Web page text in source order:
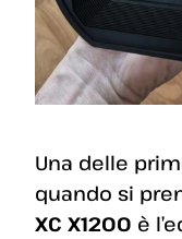
Una delle
quando si
XC X1200 è